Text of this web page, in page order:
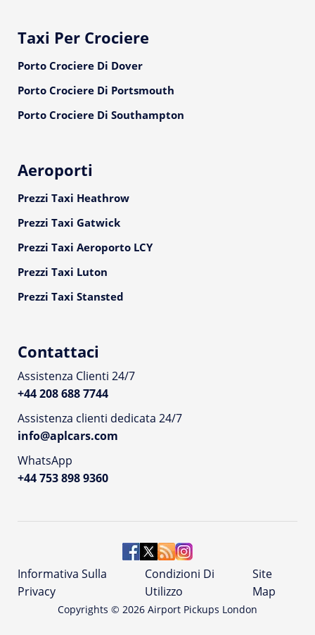
Taxi Per Crociere
Porto Crociere Di Dover
Porto Crociere Di Portsmouth
Porto Crociere Di Southampton
Aeroporti
Prezzi Taxi Heathrow
Prezzi Taxi Gatwick
Prezzi Taxi Aeroporto LCY
Prezzi Taxi Luton
Prezzi Taxi Stansted
Contattaci
Assistenza Clienti 24/7
+44 208 688 7744
Assistenza clienti dedicata 24/7
info@aplcars.com
WhatsApp
+44 753 898 9360
Copyrights © 2026 Airport Pickups London
Informativa Sulla
Privacy
Condizioni Di
Utilizzo
Site
Map